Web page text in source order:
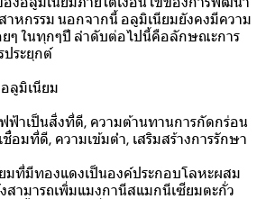
าหกรรม นอกจากนี้ อลูมิเนียมยังคงมีความ
ยๆ ในทุกๆปี ลำดับต่อไปนี้คือลักษณะการ
ประยุกต์
ลูมิเนียม
ฟ้าเป็นสิ่งที่ดี, ความต้านทานการกัดกร่อน
อมที่ดี, ความเข้มต่ํา, เสริมสร้างการรักษา
มที่มีทองแดงเป็นองค์ประกอบโลหะผสม
ามารถเพิ่มแมงกานีสแมกนีเซียมตะกั่ว